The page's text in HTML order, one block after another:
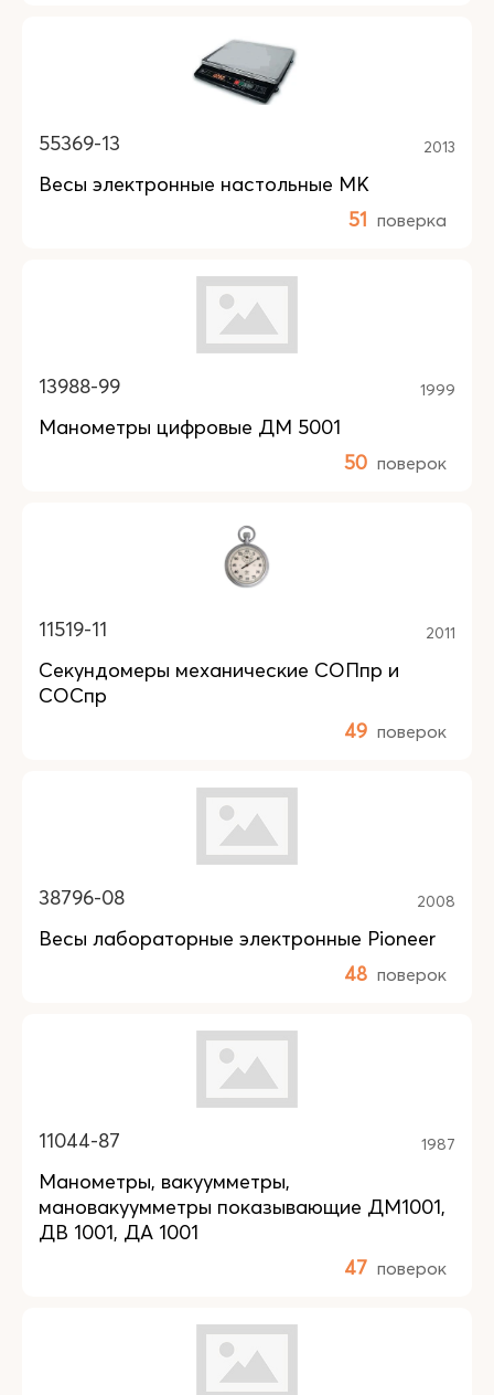
55369-13 2013
Весы электронные настольные МК
51 поверка
13988-99 1999
Манометры цифровые ДМ 5001
50 поверок
11519-11 2011
Секундомеры механические СОПпр и
СОСпр
49 поверок
38796-08 2008
Весы лабораторные электронные Pioneer
48 поверок
11044-87 1987
Манометры, вакуумметры,
мановакуумметры показывающие ДМ1001,
ДВ 1001, ДА 1001
47 поверок